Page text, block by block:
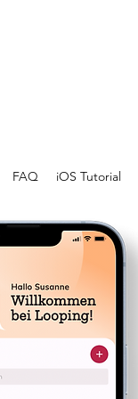
FAQ iOS Tutorial